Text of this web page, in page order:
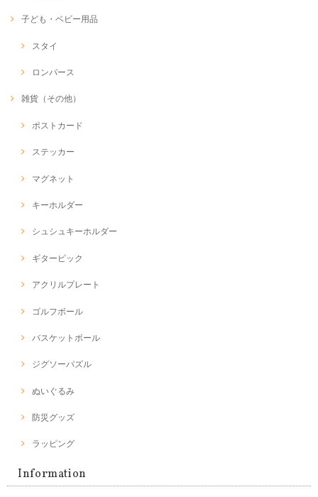
子ども・ベビー用品
スタイ
ロンパース
雑貨（その他）
ポストカード
ステッカー
マグネット
キーホルダー
シュシュキーホルダー
ギターピック
アクリルプレート
ゴルフボール
バスケットボール
ジグソーパズル
ぬいぐるみ
防災グッズ
ラッピング
Information